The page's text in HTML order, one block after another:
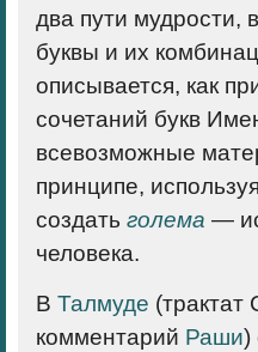
два пути мудрости,
буквы и их
описывается, как
сочетаний букв
всевозможные
принципе,
создать голема —
человека.
В Талмуде
комментарий Раши)